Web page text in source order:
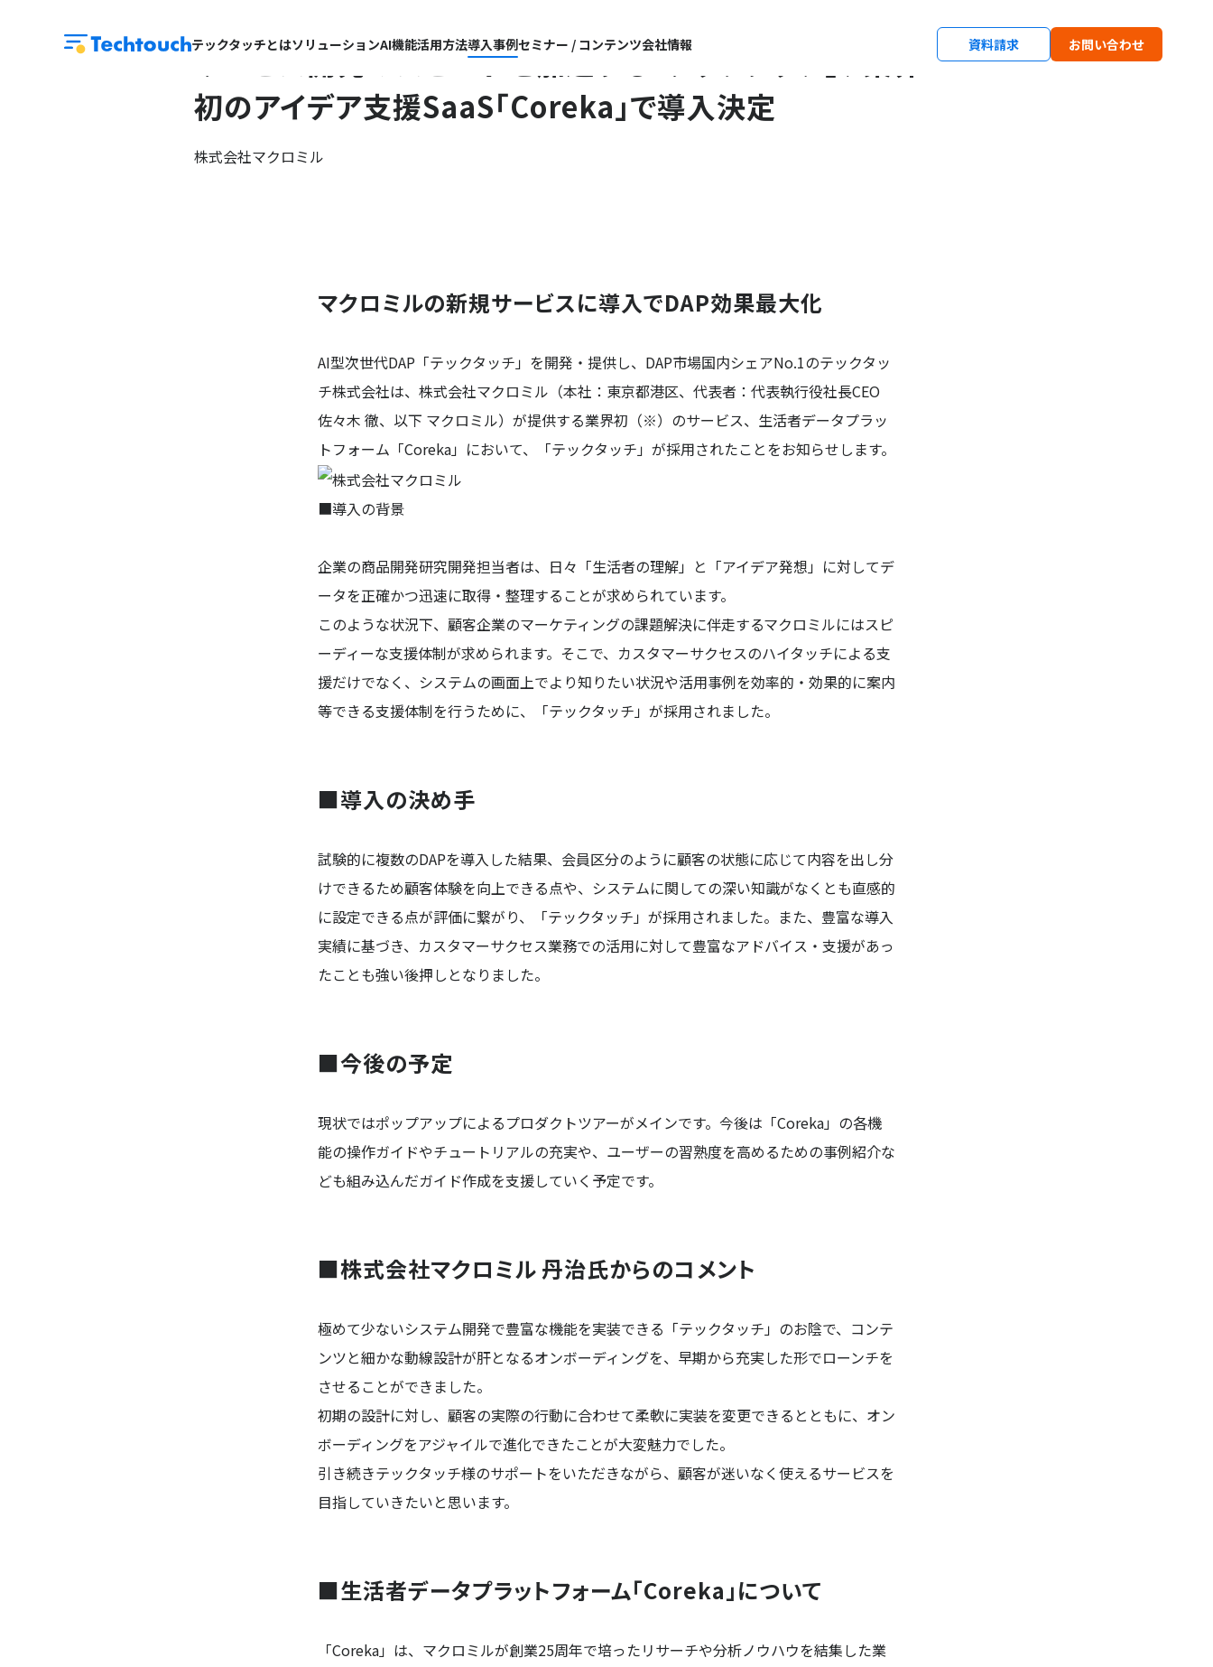
テックタッチとはソリューションAI機能活用方法導入事例セミナー / コンテンツ会社情報 資料請求 お問い合わせ
サービス開発のスピードを加速する「テックタッチ」、 業界
初のアイデア支援SaaS「Coreka」で導入決定
株式会社マクロミル
マクロミルの新規サービスに導入でDAP効果最大化
AI型次世代DAP「テックタッチ」を開発・提供し、DAP市場国内シェアNo.1のテックタッ
チ株式会社は、株式会社マクロミル（本社：東京都港区、代表者：代表執行役社長CEO
佐々木 徹、以下 マクロミル）が提供する業界初（※）のサービス、生活者データプラッ
トフォーム「Coreka」において、「テックタッチ」が採用されたことをお知らせします。
■導入の背景
企業の商品開発研究開発担当者は、日々「生活者の理解」と「アイデア発想」に対してデ
ータを正確かつ迅速に取得・整理することが求められています。
このような状況下、顧客企業のマーケティングの課題解決に伴走するマクロミルにはスピ
ーディーな支援体制が求められます。そこで、カスタマーサクセスのハイタッチによる支
援だけでなく、システムの画面上でより知りたい状況や活用事例を効率的・効果的に案内
等できる支援体制を行うために、「テックタッチ」が採用されました。
■導入の決め手
試験的に複数のDAPを導入した結果、会員区分のように顧客の状態に応じて内容を出し分
けできるため顧客体験を向上できる点や、システムに関しての深い知識がなくとも直感的
に設定できる点が評価に繋がり、「テックタッチ」が採用されました。また、豊富な導入
実績に基づき、カスタマーサクセス業務での活用に対して豊富なアドバイス・支援があっ
たことも強い後押しとなりました。
■今後の予定
現状ではポップアップによるプロダクトツアーがメインです。今後は「Coreka」の各機
能の操作ガイドやチュートリアルの充実や、ユーザーの習熟度を高めるための事例紹介な
ども組み込んだガイド作成を支援していく予定です。
■株式会社マクロミル 丹治氏からのコメント
極めて少ないシステム開発で豊富な機能を実装できる「テックタッチ」のお陰で、コンテ
ンツと細かな動線設計が肝となるオンボーディングを、早期から充実した形でローンチを
させることができました。
初期の設計に対し、顧客の実際の行動に合わせて柔軟に実装を変更できるとともに、オン
ボーディングをアジャイルで進化できたことが大変魅力でした。
引き続きテックタッチ様のサポートをいただきながら、顧客が迷いなく使えるサービスを
目指していきたいと思います。
■生活者データプラットフォーム「Coreka」について
「Coreka」は、マクロミルが創業25周年で培ったリサーチや分析ノウハウを結集した業